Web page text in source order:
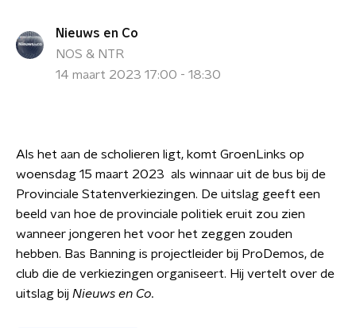
Nieuws en Co
NOS & NTR
14 maart 2023 17:00 - 18:30
Als het aan de scholieren ligt, komt GroenLinks op
woensdag 15 maart 2023 als winnaar uit de bus bij de
Provinciale Statenverkiezingen. De uitslag geeft een
beeld van hoe de provinciale politiek eruit zou zien
wanneer jongeren het voor het zeggen zouden
hebben. Bas Banning is projectleider bij ProDemos, de
club die de verkiezingen organiseert. Hij vertelt over de
uitslag bij Nieuws en Co.